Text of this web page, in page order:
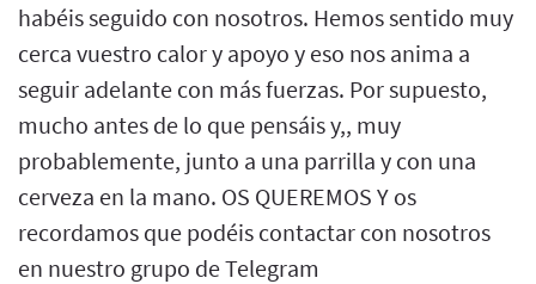
habéis seguido con nosotros. Hemos sentido muy
cerca vuestro calor y apoyo y eso nos anima a
seguir adelante con más fuerzas. Por supuesto,
mucho antes de lo que pensáis y,, muy
probablemente, junto a una parrilla y con una
cerveza en la mano. OS QUEREMOS Y os
recordamos que podéis contactar con nosotros
en nuestro grupo de Telegram